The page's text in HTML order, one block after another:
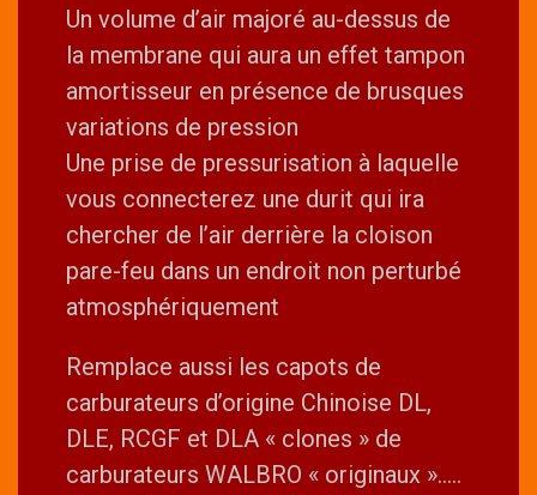
Un volume d’air majoré au-dessus de
la membrane qui aura un effet tampon
amortisseur en présence de brusques
variations de pression
Une prise de pressurisation à laquelle
vous connecterez une durit qui ira
chercher de l’air derrière la cloison
pare-feu dans un endroit non perturbé
atmosphériquement
Remplace aussi les capots de
carburateurs d’origine Chinoise DL,
DLE, RCGF et DLA « clones » de
carburateurs WALBRO « originaux »…..